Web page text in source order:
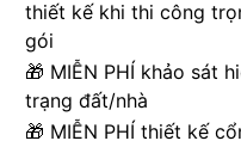
thiết kế khi thi công
gói
🎁 MIỄN PHÍ khảo sát
trạng đất/nhà
🎁 MIỄN PHÍ thiết kế